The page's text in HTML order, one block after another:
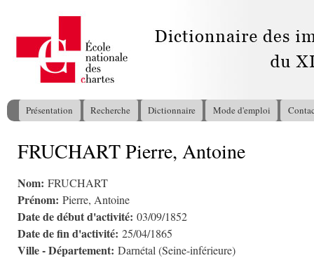
Menu principal
Présentation Recherche Dictionnaire Mode d'emploi
Vous êtes ici
FRUCHART Pierre, Antoine
Nom: FRUCHART
Prénom: Pierre, Antoine
Date de début d'activité: 03/09/1852
Date de fin d'activité: 25/04/1865
Ville - Département: Darnétal (Seine-inférieure)